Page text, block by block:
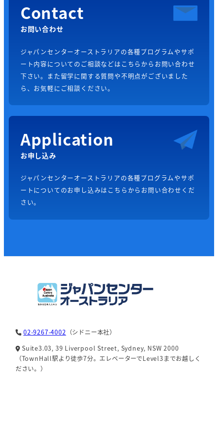
Contact
お問い合わせ
ジャパンセンターオーストラリアの各種プログラムやサポ
ート内容についてのご相談などはこちらからお問い合わせ
下さい。また留学に関する質問や不明点がございました
ら、お気軽にご相談ください。
Application
お申し込み
ジャパンセンターオーストラリアの各種プログラムやサポ
ートについてのお申し込みはこちらからお問い合わせくだ
さい。
02-9267-4002 （シドニー本社）
Suite3.03, 39 Liverpool Street, Sydney, NSW 2000
（TownHall駅より徒歩7分。エレベーターでLevel3までお越しく
ださい。）